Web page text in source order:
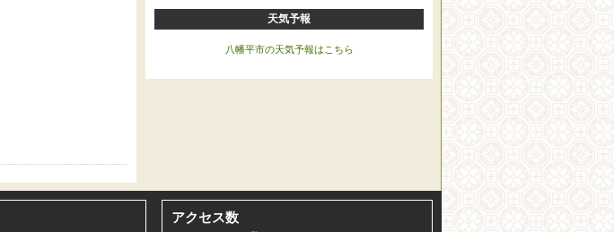
天気予報
八幡平市の天気予報はこちら
アクセス数